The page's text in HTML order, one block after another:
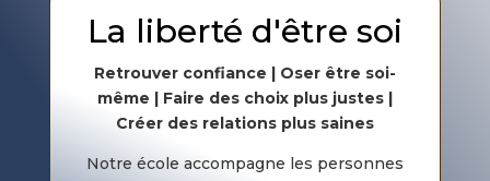
La liberté d'être soi
Retrouver confiance | Oser être soi-
même | Faire des choix plus justes |
Créer des relations plus saines
Notre école accompagne les personnes